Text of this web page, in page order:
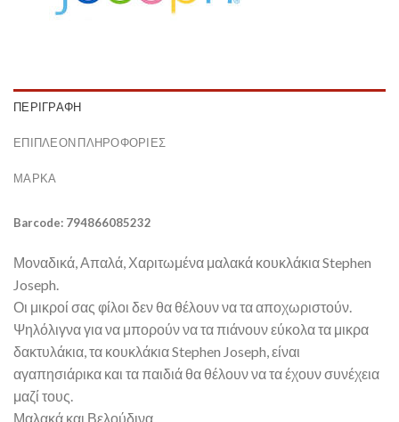
ΠΕΡΙΓΡΑΦΉ
ΕΠΙΠΛΈΟΝ ΠΛΗΡΟΦΟΡΊΕΣ
ΜΆΡΚΑ
Barcode: 794866085232
Μοναδικά, Απαλά, Χαριτωμένα μαλακά κουκλάκια Stephen
Joseph.
Οι μικροί σας φίλοι δεν θα θέλουν να τα αποχωριστούν.
Ψηλόλιγνα για να μπορούν να τα πιάνουν εύκολα τα μικρα
δακτυλάκια, τα κουκλάκια Stephen Joseph, είναι
αγαπησιάρικα και τα παιδιά θα θέλουν να τα έχουν συνέχεια
μαζί τους.
Μαλακά και Βελούδινα